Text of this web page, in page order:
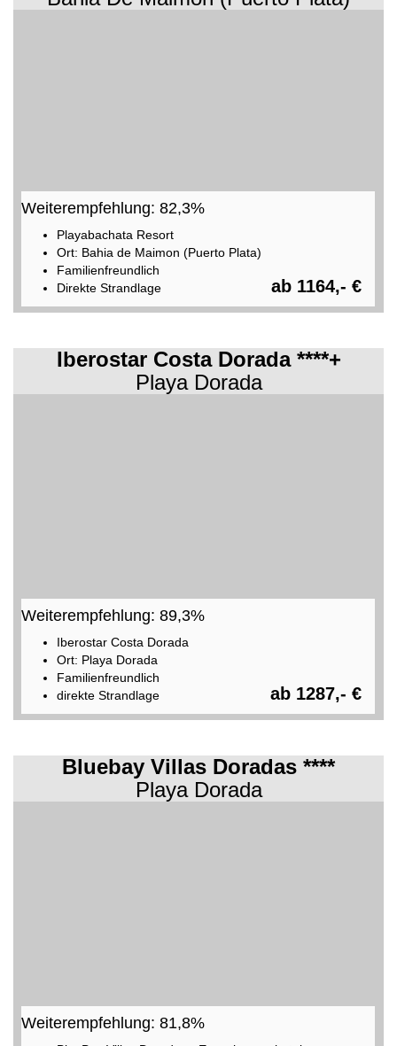
Weiterempfehlung: 82,3%
Playabachata Resort
Ort: Bahia de Maimon (Puerto Plata)
Familienfreundlich
Direkte Strandlage
ab 1164,- €
Iberostar Costa Dorada ****+
Playa Dorada
Weiterempfehlung: 89,3%
Iberostar Costa Dorada
Ort: Playa Dorada
Familienfreundlich
direkte Strandlage
ab 1287,- €
Bluebay Villas Doradas ****
Playa Dorada
Weiterempfehlung: 81,8%